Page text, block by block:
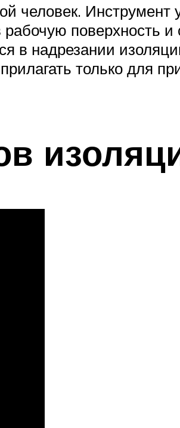
человек. Инструмент
поверхность и
в надрезании
только для